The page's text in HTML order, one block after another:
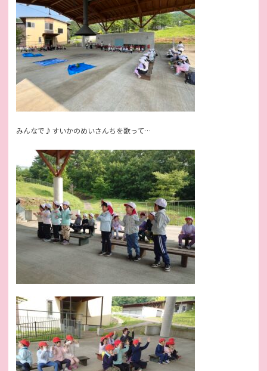
みんなで♪すいかのめいさんちを歌って…